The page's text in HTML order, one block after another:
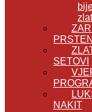
SETOVI
NAKIT